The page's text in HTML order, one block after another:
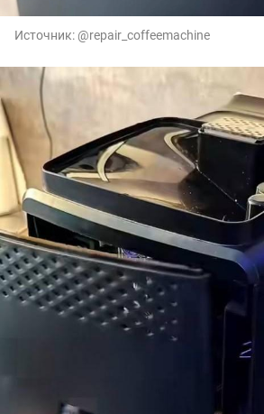
Источник: @repair_coffeemachine